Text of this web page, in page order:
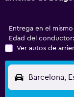
Entrega en el
Edad del conductor:
Ver autos de
Barcelona,